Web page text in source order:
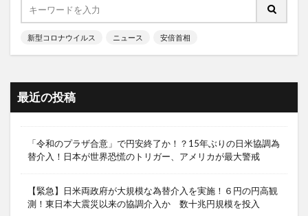
新型コロナウイルス ニュース 安倍首相
最近の投稿
「令和のプラザ合意」で円安終了か！？15年ぶりの日米協調為
替介入！日本が世界恐慌のトリガー、アメリカが最大警戒
【緊急】日米両政府が大規模な為替介入を実施！６円の円高観
測！東日本大震災以来の協調介入か 数十兆円規模を投入